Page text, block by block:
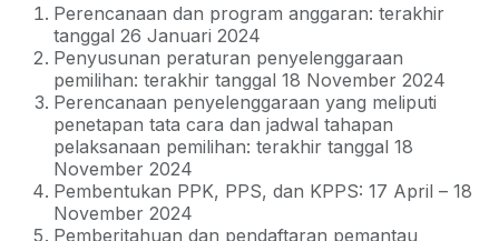
Perencanaan dan program anggaran: terakhir
tanggal 26 Januari 2024
Penyusunan peraturan penyelenggaraan
pemilihan: terakhir tanggal 18 November 2024
Perencanaan penyelenggaraan yang meliputi
penetapan tata cara dan jadwal tahapan
pelaksanaan pemilihan: terakhir tanggal 18
November 2024
Pembentukan PPK, PPS, dan KPPS: 17 April – 18
November 2024
Pemberitahuan dan pendaftaran pemantau